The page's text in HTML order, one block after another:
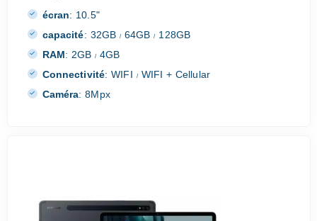
écran: 10.5"
capacité: 32GB/ 64GB/ 128GB
RAM: 2GB/ 4GB
Connectivité: WIFI /WIFI + Cellular
Caméra: 8Mpx